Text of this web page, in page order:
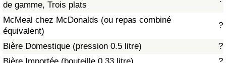
de gamme, Trois plats
McMeal chez McDonalds (ou repas combiné
équivalent)
?
Bière Domestique (pression 0.5 litre)
?
Indice du coût de la vie par pays
à Akaba
Indice des Prix de l'immobilier par Pays
Indice de qualité de vie par pays
Criminalité
Indice de Criminalité (Actuel)